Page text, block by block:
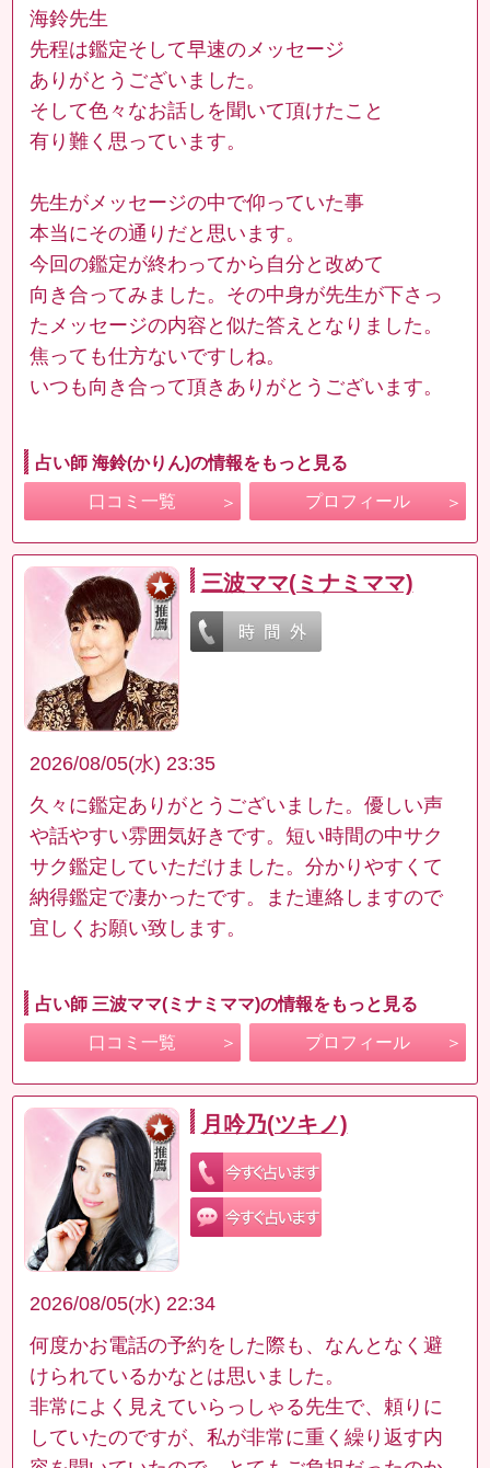
海鈴先生
先程は鑑定そして早速のメッセージ
ありがとうございました。
そして色々なお話しを聞いて頂けたこと
有り難く思っています。
先生がメッセージの中で仰っていた事
本当にその通りだと思います。
今回の鑑定が終わってから自分と改めて
向き合ってみました。その中身が先生が下さっ
たメッセージの内容と似た答えとなりました。
焦っても仕方ないですしね。
いつも向き合って頂きありがとうございます。
占い師 海鈴(かりん)の情報をもっと見る
口コミ一覧 プロフィール
三波ママ(ミナミママ)
2026/08/05(水) 23:35
久々に鑑定ありがとうございました。優しい声
や話やすい雰囲気好きです。短い時間の中サク
サク鑑定していただけました。分かりやすくて
納得鑑定で凄かったです。また連絡しますので
宜しくお願い致します。
占い師 三波ママ(ミナミママ)の情報をもっと見る
口コミ一覧 プロフィール
月吟乃(ツキノ)
2026/08/05(水) 22:34
何度かお電話の予約をした際も、なんとなく避
けられているかなとは思いました。
非常によく見えていらっしゃる先生で、頼りに
していたのですが、私が非常に重く繰り返す内